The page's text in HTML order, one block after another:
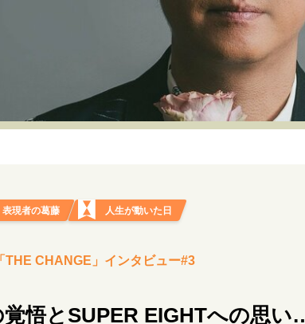
セカンドキャリアの描き方 独立という
リーダーの流儀 変革の原動力
40代からの景色
病が教えてくれたこと
表現者の葛藤 人生が動いた日
THE CHANGE」インタビュー#3
悟とSUPER EIGHTへの思